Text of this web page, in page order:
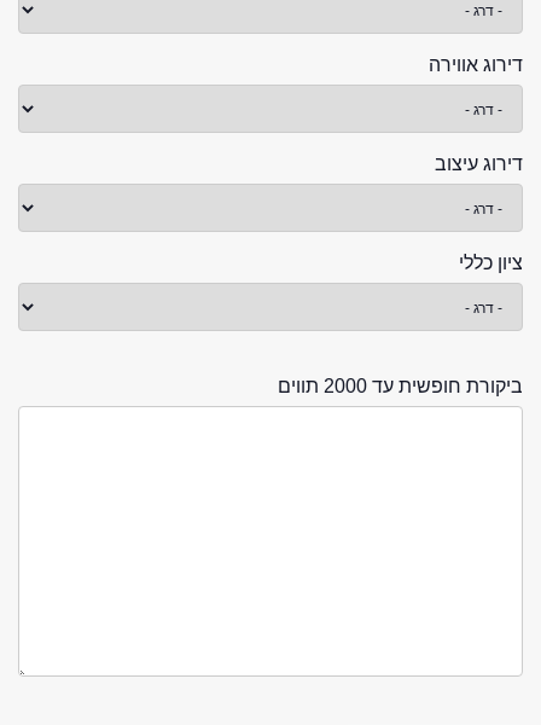
דירוג אווירה
דירוג עיצוב
ציון כללי
ביקורת חופשית עד 2000 תווים